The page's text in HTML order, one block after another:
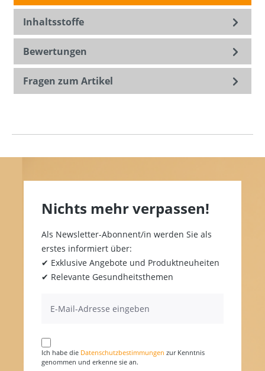
Inhaltsstoffe
Bewertungen
Fragen zum Artikel
Nichts mehr verpassen!
Als Newsletter-Abonnent/in werden Sie als
erstes informiert über:
✔ Exklusive Angebote und Produktneuheiten
✔ Relevante Gesundheitsthemen
Ich habe die Datenschutzbestimmungen zur Kenntnis
genommen und erkenne sie an.